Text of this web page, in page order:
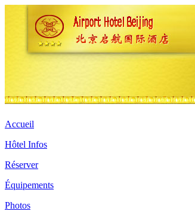
Accueil
Hôtel Infos
Réserver
Équipements
Photos